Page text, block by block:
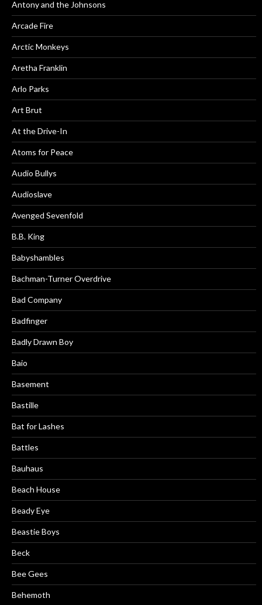
Antony and the Johnsons
Arcade Fire
Arctic Monkeys
Aretha Franklin
Arlo Parks
Art Brut
At the Drive-In
Atoms for Peace
Audio Bullys
Audioslave
Avenged Sevenfold
B.B. King
Babyshambles
Bachman-Turner Overdrive
Bad Company
Badfinger
Badly Drawn Boy
Baio
Basement
Bastille
Bat for Lashes
Battles
Bauhaus
Beach House
Beady Eye
Beastie Boys
Beck
Bee Gees
Behemoth